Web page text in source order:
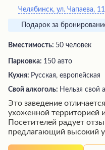
Челябинск, ул. Чапаева,
Подарок за
Вместимость: 50 человек
Парковка: 150 авто
Кухня: Русская, европейская
Свой алкоголь: Нельзя свой
Это заведение
ухоженной территорией
Посетителей радует
предлагающий высокий